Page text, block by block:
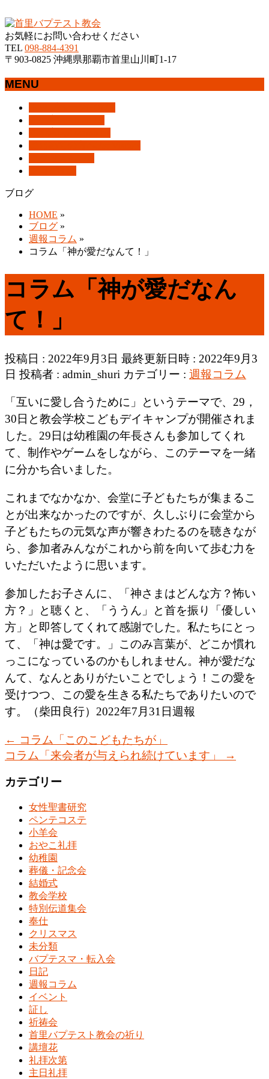
お気軽にお問い合わせください
TEL 098-884-4391
〒903-0825 沖縄県那覇市首里山川町1-17
MENU
す
ブログ
HOME »
ブログ »
週報コラム »
コラム「神が愛だなんて！」
コラム「神が愛だなん
て！」
投稿日 : 2022年9月3日 最終更新日時 : 2022年9月3
日 投稿者 : admin_shuri カテゴリー : 週報コラム
「互いに愛し合うために」というテーマで、29，
30日と教会学校こどもデイキャンプが開催されま
した。29日は幼稚園の年長さんも参加してくれ
て、制作やゲームをしながら、このテーマを一緒
に分かち合いました。
これまでなかなか、会堂に子どもたちが集まるこ
とが出来なかったのですが、久しぶりに会堂から
子どもたちの元気な声が響きわたるのを聴きなが
ら、参加者みんながこれから前を向いて歩む力を
いただいたように思います。
参加したお子さんに、「神さまはどんな方？怖い
方？」と聴くと、「ううん」と首を振り「優しい
方」と即答してくれて感謝でした。私たちにとっ
て、「神は愛です。」このみ言葉が、どこか慣れ
っこになっているのかもしれません。神が愛だな
んて、なんとありがたいことでしょう！この愛を
受けつつ、この愛を生きる私たちでありたいので
す。（柴田良行）2022年7月31日週報
← コラム「このこどもたちが」
コラム「来会者が与えられ続けています」
→
カテゴリー
女性聖書研究
ペンテコステ
小羊会
おやこ礼拝
幼稚園
葬儀・記念会
結婚式
教会学校
特別伝道集会
奉仕
クリスマス
未分類
バプテスマ・転入会
日記
週報コラム
イベント
証し
祈祷会
首里バプテスト教会の祈り
講壇花
礼拝次第
主日礼拝